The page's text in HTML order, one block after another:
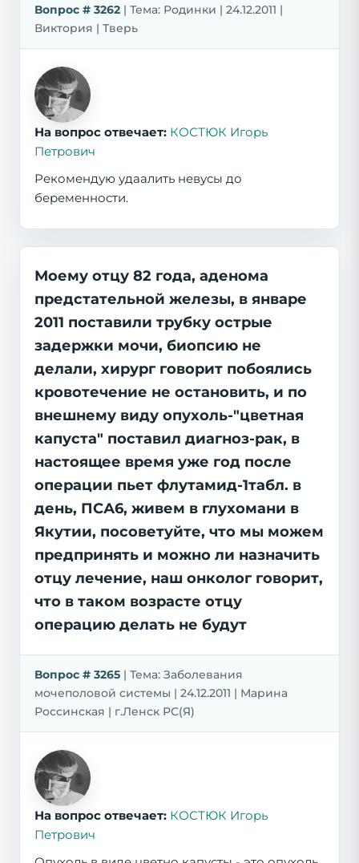
Вопрос # 3262 | Тема: Родинки | 24.12.2011 |
Виктория | Тверь
На вопрос отвечает: КОСТЮК Игорь
Петрович
Рекомендую удаалить невусы до
беременности.
Моему отцу 82 года, аденома
предстательной железы, в январе
2011 поставили трубку острые
задержки мочи, биопсию не
делали, хирург говорит побоялись
кровотечение не остановить, и по
внешнему виду опухоль-"цветная
капуста" поставил диагноз-рак, в
настоящее время уже год после
операции пьет флутамид-1табл. в
день, ПСА6, живем в глухомани в
Якутии, посоветуйте, что мы можем
предпринять и можно ли назначить
отцу лечение, наш онколог говорит,
что в таком возрасте отцу
операцию делать не будут
Вопрос # 3265 | Тема: Заболевания
мочеполовой системы | 24.12.2011 | Марина
Россинская | г.Ленск РС(Я)
На вопрос отвечает: КОСТЮК Игорь
Петрович